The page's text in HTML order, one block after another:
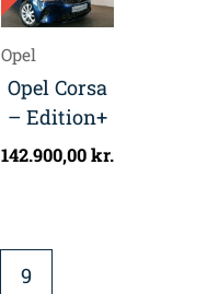
Opel
Opel Corsa
– Edition+
142.900,00kr.
9